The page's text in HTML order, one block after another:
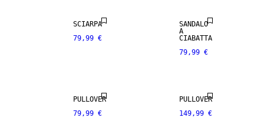
SCIARPA
79,99 €
SANDALO
A
CIABATTA
79,99 €
100% LANA
PULLOVER
79,99 €
PREMIUM
SELECTION
MISCELA DI
PULLOVER
149,99 €